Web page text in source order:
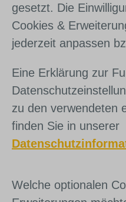
gesetzt. Die
Cookies &
jederzeit anpassen
Eine Erklärung zur
zu den verwendeten
finden Sie in unserer
Welche optionalen